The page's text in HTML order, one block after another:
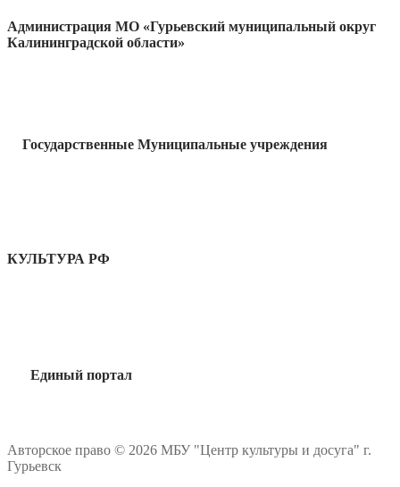
Администрация МО «Гурьевский муниципальный округ
Калининградской области»
Государственные Муниципальные учреждения
КУЛЬТУРА РФ
Единый портал
Авторское право © 2026 МБУ "Центр культуры и досуга" г.
Гурьевск